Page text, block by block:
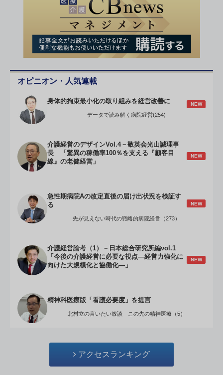
オピニオン・人気連載
身体的拘束最小化の取り組みを経営改善に NEW
データで読み解く病院経営(254)
介護経営のデザインVol.4－敬英会光山誠理事
長 「驚異の稼働率100％を支える『顧客目
線』の老健経営」
NEW
急性期病院Aの改定直後の届け出状況を検証す
る
NEW
先が見えない時代の戦略的病院経営（273）
介護経営論考（1）－日本総合研究所編vol.1
「今後の介護経営に必要な視点―経営力強化に
向けた大規模化と協働化―」
NEW
精神科医療版「看護必要度」を提言
北村立の言いたい放談 この先の精神医療（5）
アクセスランキング